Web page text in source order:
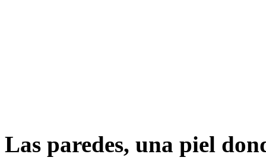
Las paredes, una piel